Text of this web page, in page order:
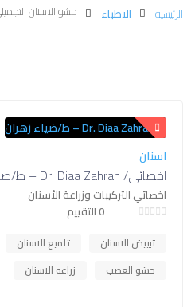
الرئيسيه الاطباء حشو الاسنان
اسنان
اخصائي/ Dr. Diaa Zahran – ط/ضياء زهران
اخصائي التركيبات وزراعة الأسنان
0 التقييم
تبييض الاسنان تلميع الاسنان
حشو العصب
زراعه الاسنان